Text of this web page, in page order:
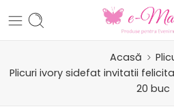
Acasă
Plicuri ivory sidefat invitatii
20 buc